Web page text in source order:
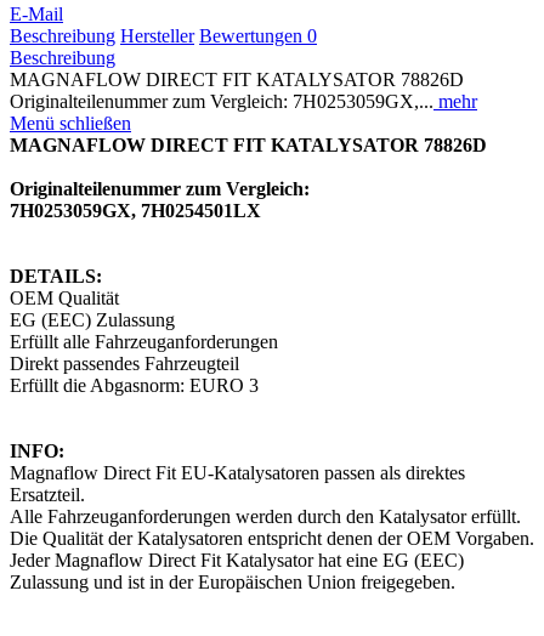
E-Mail
Beschreibung Hersteller Bewertungen 0
Beschreibung
MAGNAFLOW DIRECT FIT KATALYSATOR 78826D
Originalteilenummer zum Vergleich: 7H0253059GX,... mehr
Menü schließen
MAGNAFLOW DIRECT FIT KATALYSATOR 78826D
Originalteilenummer zum Vergleich:
7H0253059GX, 7H0254501LX
DETAILS:
OEM Qualität
EG (EEC) Zulassung
Erfüllt alle Fahrzeuganforderungen
Direkt passendes Fahrzeugteil
Erfüllt die Abgasnorm: EURO 3
INFO:
Magnaflow Direct Fit EU-Katalysatoren passen als direktes
Ersatzteil.
Alle Fahrzeuganforderungen werden durch den Katalysator erfüllt.
Die Qualität der Katalysatoren entspricht denen der OEM Vorgaben.
Jeder Magnaflow Direct Fit Katalysator hat eine EG (EEC)
Zulassung und ist in der Europäischen Union freigegeben.